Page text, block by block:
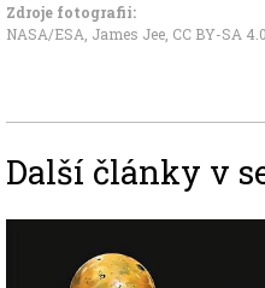
Zdroje fotografii:
NASA/ESA, James Jee CC BY-SA 4.0
Další články v